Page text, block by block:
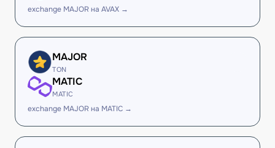
exchange MAJOR на AVAX →
MAJOR
TON
MATIC
MATIC
exchange MAJOR на MATIC →